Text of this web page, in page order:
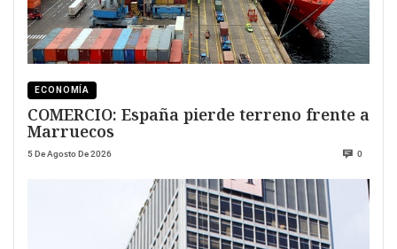
ECONOMÍA
COMERCIO: España pierde terreno frente a
Marruecos
5 De Agosto De 2026 0